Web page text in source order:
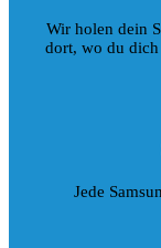
Wir holen dein
dort, wo du dich
Jede